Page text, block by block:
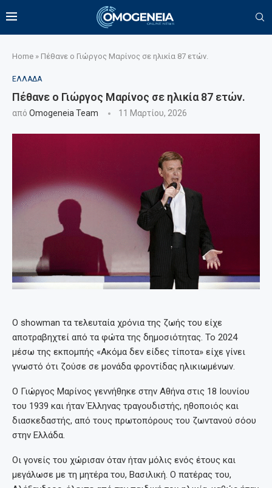
Home » Πέθανε ο Γιώργος Μαρίνος σε ηλικία 87 ετών.
ΕΛΛΑΔΑ
Πέθανε ο Γιώργος Μαρίνος σε ηλικία 87 ετών.
από Omogeneia Team 11 Μαρτίου, 2026
O showman τα τελευταία χρόνια της ζωής του είχε
αποτραβηχτεί από τα φώτα της δημοσιότητας. Το 2024
μέσω της εκπομπής «Ακόμα δεν είδες τίποτα» είχε γίνει
γνωστό ότι ζούσε σε μονάδα φροντίδας ηλικιωμένων.
Ο Γιώργος Μαρίνος γεννήθηκε στην Αθήνα στις 18 Ιουνίου
του 1939 και ήταν Έλληνας τραγουδιστής, ηθοποιός και
διασκεδαστής, από τους πρωτοπόρους του ζωντανού σόου
στην Ελλάδα.
Οι γονείς του χώρισαν όταν ήταν μόλις ενός έτους και
μεγάλωσε με τη μητέρα του, Βασιλική. Ο πατέρας του,